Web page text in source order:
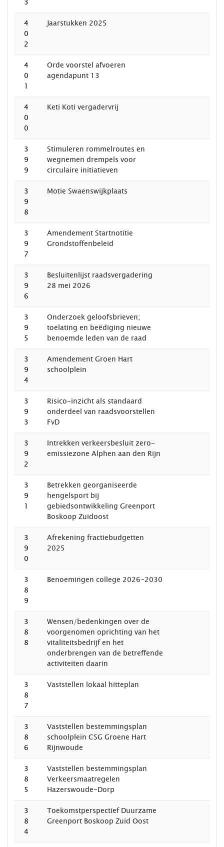
3
4
0
2
Jaarstukken 2025
4
0
1
Orde voorstel afvoeren
agendapunt 13
4
0
0
Keti Koti vergadervrij
3
9
9
Stimuleren rommelroutes en
wegnemen drempels voor
circulaire initiatieven
3
9
8
Motie Swaenswijkplaats
3
9
7
Amendement Startnotitie
Grondstoffenbeleid
3
9
6
Besluitenlijst raadsvergadering
28 mei 2026
3
9
5
Onderzoek geloofsbrieven;
toelating en beëdiging nieuwe
benoemde leden van de raad
3
9
4
Amendement Groen Hart
schoolplein
3
9
3
Risico-inzicht als standaard
onderdeel van raadsvoorstellen
FvD
3
9
2
Intrekken verkeersbesluit zero-
emissiezone Alphen aan den Rijn
3
9
1
Betrekken georganiseerde
hengelsport bij
gebiedsontwikkeling Greenport
Boskoop Zuidoost
3
9
0
Afrekening fractiebudgetten
2025
3
8
9
Benoemingen college 2026-2030
3
8
8
Wensen/bedenkingen over de
voorgenomen oprichting van het
vitaliteitsbedrijf en het
onderbrengen van de betreffende
activiteiten daarin
3
8
7
Vaststellen lokaal hitteplan
3
8
6
Vaststellen bestemmingsplan
schoolplein CSG Groene Hart
Rijnwoude
3
8
5
Vaststellen bestemmingsplan
Verkeersmaatregelen
Hazerswoude-Dorp
3
8
4
Toekomstperspectief Duurzame
Greenport Boskoop Zuid Oost